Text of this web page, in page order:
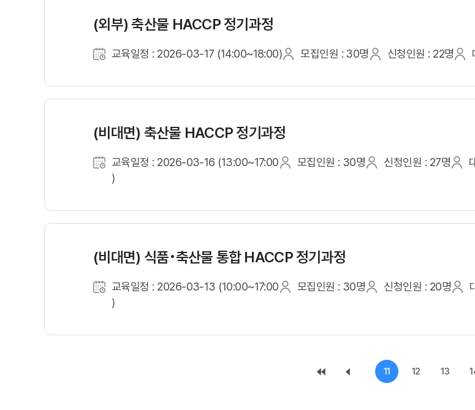
(외부) 축산물 HACCP 정기과정
교육일정 : 2026-03-17 (14:00~18:00) 모집인원 : 30명 신청인원 : 22명
(비대면) 축산물 HACCP 정기과정
교육일정 : 2026-03-16 (13:00~17:00
)
모집인원 : 30명 신청인원 : 27명
(비대면) 식품･축산물 통합 HACCP 정기과정
교육일정 : 2026-03-13 (10:00~17:00
)
모집인원 : 30명 신청인원 : 20명
11 12 13